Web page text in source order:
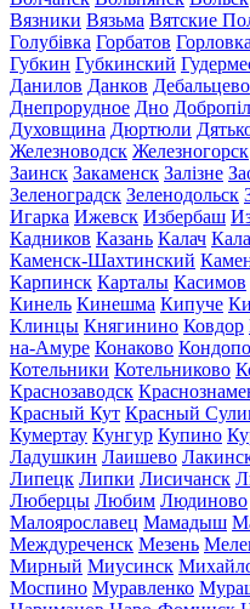
Вязники Вязьма Вятские
Голубівка Горбатов Горловка
Губкин Губкинский
Данилов Данков Дебальцево
Днепрорудное Дно
Духовщина Дюртюли
Железноводск Железногорск
Заинск Закаменск Залізне
Зеленоградск Зеленодольск
Игарка Ижевск Избербаш
Кадников Казань Калач
Каменск-Шахтинский
Карпинск Карталы Касимов
Кинель Кинешма Кипуче
Клинцы Княгинино Ковдор
на-Амуре Конаково
Котельники Котельниково
Краснозаводск
Красный Кут Красный
Кумертау Кунгур Купино
Ладушкин Лаишево
Липецк Липки Лисичанск
Люберцы Любим Людиново
Малоярославец Мамадыш
Междуреченск Мезень
Мирный Миусинск
Моспино Муравленко